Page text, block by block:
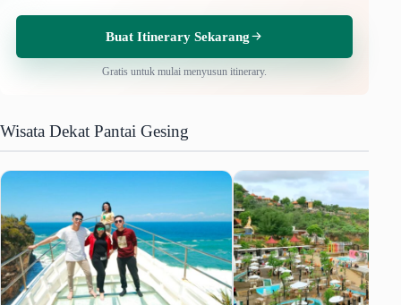
Buat Itinerary Sekarang
Gratis untuk mulai menyusun itinerary.
Wisata Dekat Pantai Gesing